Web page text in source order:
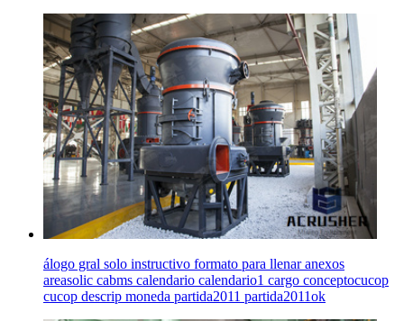
álogo gral solo instructivo formato para llenar anexos
areasolic cabms calendario calendario1 cargo conceptocucop
cucop descrip moneda partida2011 partida2011ok